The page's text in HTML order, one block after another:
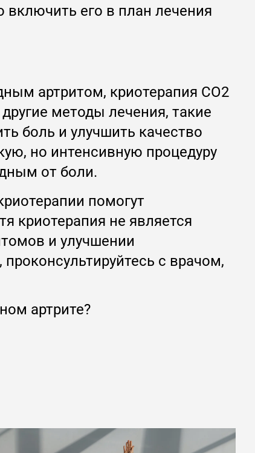
включить его в план лечения
артритом, криотерапия CO2
методы лечения, такие
боль и улучшить качество
но интенсивную процедуру
от боли.
помогут
криотерапия не является
и улучшении
с врачом,
артрите?